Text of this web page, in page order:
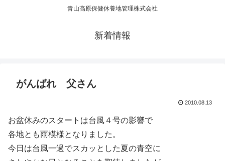
青山高原保健休養地管理株式会社
新着情報
がんばれ 父さん
2010.08.13
お盆休みのスタートは台風４号の影響で
各地とも雨模様となりました。
今日は台風一過でスカッとした夏の青空に